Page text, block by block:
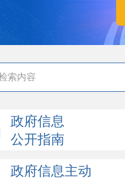
政府信息
公开指南
政府信息主动